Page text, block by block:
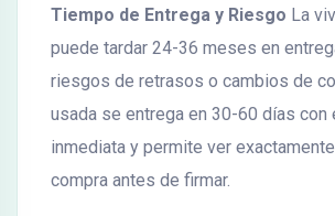
Tiempo de Entrega y Riesgo La
puede tardar 24-36 meses en
riesgos de retrasos o cambios de
usada se entrega en 30-60 días con
inmediata y permite ver
compra antes de firmar.